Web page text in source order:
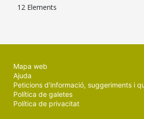
12 Elements
Mapa web
Ajuda
Peticions d'informació, suggeriments i
Política de galetes
Política de privacitat